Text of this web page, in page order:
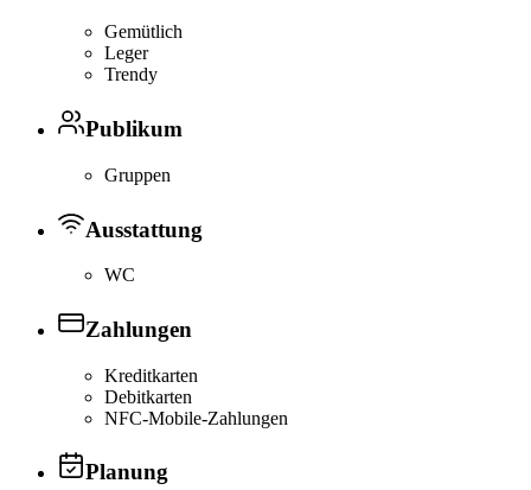
Gemütlich
Leger
Trendy
Publikum
Gruppen
Ausstattung
WC
Zahlungen
Kreditkarten
Debitkarten
NFC-Mobile-Zahlungen
Planung